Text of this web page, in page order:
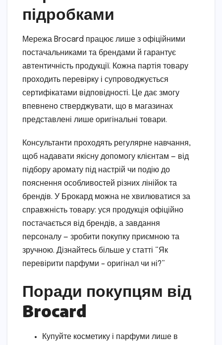
підробками
Мережа Brocard працює лише з офіційними
постачальниками та брендами й гарантує
автентичність продукції. Кожна партія товару
проходить перевірку і супроводжується
сертифікатами відповідності. Це дає змогу
впевнено стверджувати, що в магазинах
представлені лише оригінальні товари.
Консультанти проходять регулярне навчання,
щоб надавати якісну допомогу клієнтам — від
підбору аромату під настрій чи подію до
пояснення особливостей різних лінійок та
брендів. У Брокард можна не хвилюватися за
справжність товару: уся продукція офіційно
постачається від брендів, а завдання
персоналу — зробити покупку приємною та
зручною. Дізнайтесь більше у статті “Як
перевірити парфуми – оригінал чи ні?”
Поради покупцям від
Brocard
Купуйте косметику і парфуми лише в